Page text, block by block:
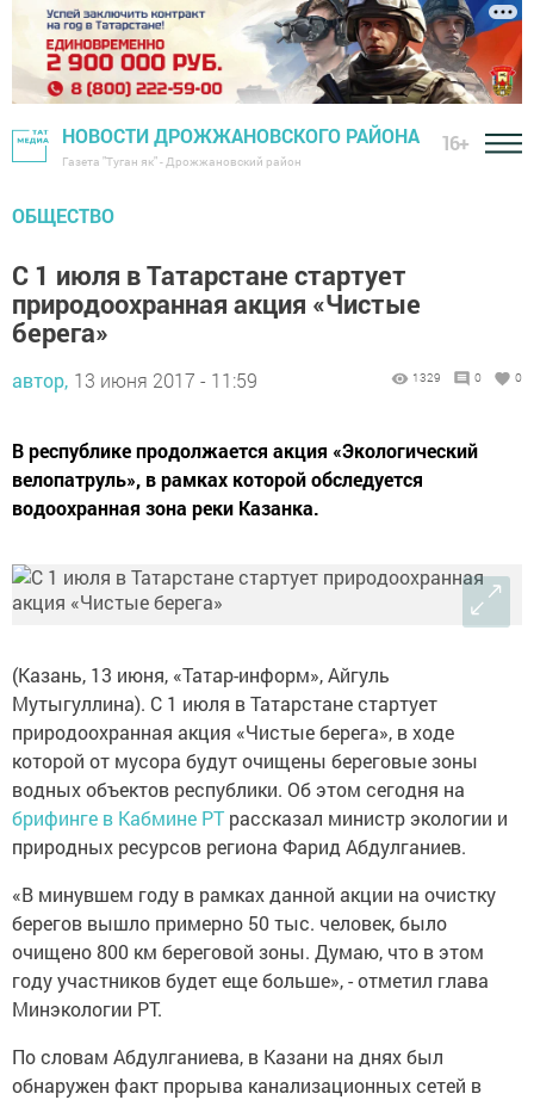
НОВОСТИ ДРОЖЖАНОВСКОГО РАЙОНА
Газета "Туган як" - Дрожжановский район
16+
ОБЩЕСТВО
С 1 июля в Татарстане стартует
природоохранная акция «Чистые
берега»
автор, 13 июня 2017 - 11:59 1329 0 0
В республике продолжается акция «Экологический
велопатруль», в рамках которой обследуется
водоохранная зона реки Казанка.
(Казань, 13 июня, «Татар-информ», Айгуль
Мутыгуллина). С 1 июля в Татарстане стартует
природоохранная акция «Чистые берега», в ходе
которой от мусора будут очищены береговые зоны
водных объектов республики. Об этом сегодня на
брифинге в Кабмине РТ рассказал министр экологии и
природных ресурсов региона Фарид Абдулганиев.
«В минувшем году в рамках данной акции на очистку
берегов вышло примерно 50 тыс. человек, было
очищено 800 км береговой зоны. Думаю, что в этом
году участников будет еще больше», - отметил глава
Минэкологии РТ.
По словам Абдулганиева, в Казани на днях был
обнаружен факт прорыва канализационных сетей в